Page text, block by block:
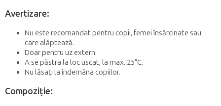
Avertizare:
Nu este recomandat pentru copii, femei însărcinate sau
care alăptează.
Doar pentru uz extern.
A se păstra la loc uscat, la max. 25°C.
Nu lăsați la îndemâna copiilor.
Compoziţie: